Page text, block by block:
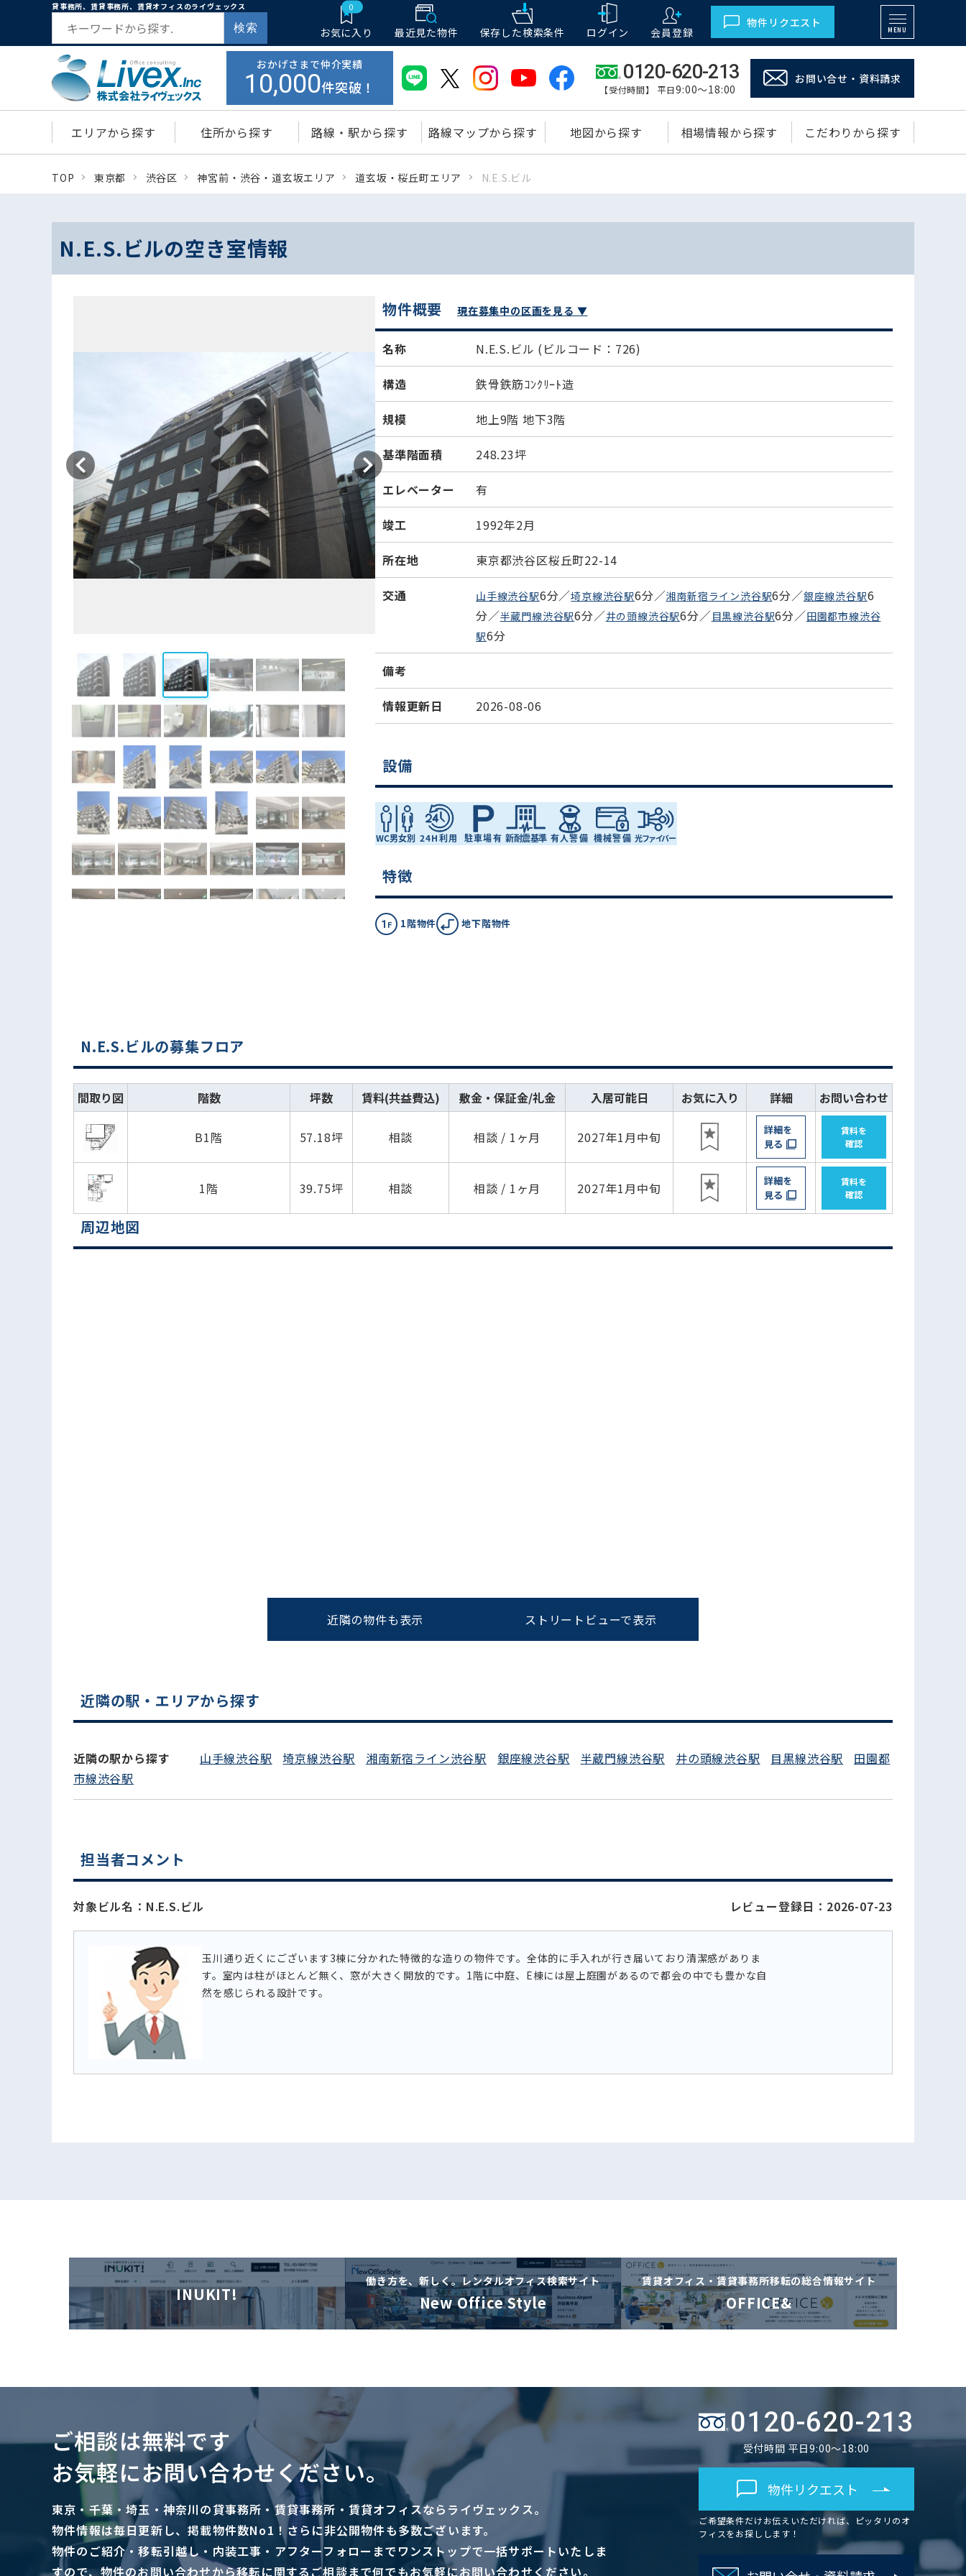
貸事務所、賃貸事務所、賃貸オフィスのライヴェックス
検索
0
お気に入り 最近見た物件 保存した検索条件 ログイン 会員登録
物件リクエスト
MENU
おかげさまで仲介実績
10,000件突破！
0120-620-213
【受付時間】 平日9:00～18:00
お問い合せ・資料請求
エリアから探す 住所から探す 路線・駅から探す 路線マップから探す 地図から探す 相場情報から探す こだわりから探す
TOP 東京都 渋谷区 神宮前・渋谷・道玄坂エリア 道玄坂・桜丘町エリア N.E.S.ビル
N.E.S.ビルの空き室情報
物件概要 現在募集中の区画を見る ▼
名称 N.E.S.ビル (ビルコード：726)
構造 鉄骨鉄筋ｺﾝｸﾘｰﾄ造
規模 地上9階 地下3階
基準階面積 248.23坪
エレベーター 有
竣工 1992年2月
所在地 東京都渋谷区桜丘町22-14
交通 山手線渋谷駅6分／埼京線渋谷駅6分／湘南新宿ライン渋谷駅6分／銀座線渋谷駅6
分／半蔵門線渋谷駅6分／井の頭線渋谷駅6分／目黒線渋谷駅6分／田園都市線渋谷
駅6分
備考
情報更新日 2026-08-06
設備
特徴
1階物件 地下階物件
N.E.S.ビルの募集フロア
間取り図 階数 坪数 賃料(共益費込) 敷金・保証金/礼金 入居可能日 お気に入り 詳細 お問い合わせ
B1階 57.18坪 相談 相談 / 1ヶ月 2027年1月中旬
詳細を
見る
賃料を
確認
1階 39.75坪 相談 相談 / 1ヶ月 2027年1月中旬
詳細を
見る
賃料を
確認
0120-620-213
平日 9:00〜18:00
周辺地図
近隣の物件も表示 ストリートビューで表示
近隣の駅・エリアから探す
近隣の駅から探す 山手線渋谷駅 埼京線渋谷駅 湘南新宿ライン渋谷駅 銀座線渋谷駅 半蔵門線渋谷駅 井の頭線渋谷駅 目黒線渋谷駅
田園都
市線渋谷駅
担当者コメント
対象ビル名：N.E.S.ビル レビュー登録日：2026-07-23
玉川通り近くにございます3棟に分かれた特徴的な造りの物件です。全体的に手入れが行き届いており清潔感がありま
す。室内は柱がほとんど無く、窓が大きく開放的です。1階に中庭、E棟には屋上庭園があるので都会の中でも豊かな自
然を感じられる設計です。
INUKIT!
働き方を、新しく。レンタルオフィス検索サイト
New Office Style
賃貸オフィス・賃貸事務所移転の総合情報サイト
OFFICE&
ご相談は無料です
お気軽にお問い合わせください。
東京・千葉・埼玉・神奈川の貸事務所・賃貸事務所・賃貸オフィスならライヴェックス。
物件情報は毎日更新し、掲載物件数No1！さらに非公開物件も多数ございます。
物件のご紹介・移転引越し・内装工事・アフターフォローまでワンストップで一括サポートいたしま
すので、物件のお問い合わせから移転に関するご相談まで何でもお気軽にお問い合わせください。
0120-620-213
受付時間 平日9:00～18:00
物件リクエスト
ご希望条件だけお伝えいただければ、ピッタリのオ
フィスをお探しします！